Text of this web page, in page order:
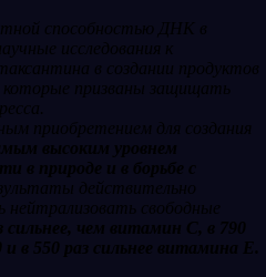
способностью ДНК в
исследования к
в создании продуктов
призваны защищать
приобретением для создания
высоким уровнем
в природе и в борьбе с
действительно
нейтрализовать свободные
сильнее, чем витамин С, в 790
и в 550 раз сильнее витамина Е.